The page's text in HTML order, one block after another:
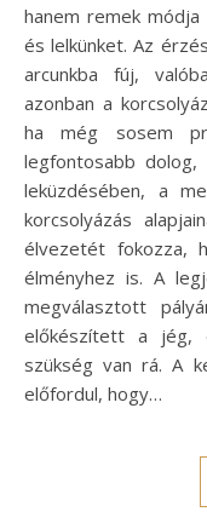
hanem remek
és lelkünket. Az
arcunkba fúj,
azonban a
ha még sosem
legfontosabb
leküzdésében, a
korcsolyázás
élvezetét fokozza,
élményhez is. A
megválasztott
előkészített a jég,
szükség van rá. A
előfordul, hogy…